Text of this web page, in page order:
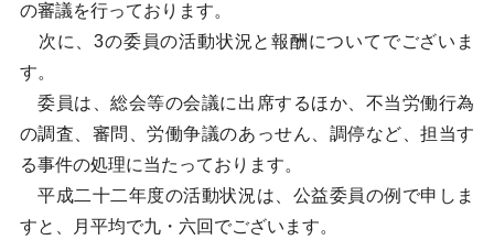
の審議を行っております。
次に、3の委員の活動状況と報酬についてでございま
す。
委員は、総会等の会議に出席するほか、不当労働行為
の調査、審問、労働争議のあっせん、調停など、担当す
る事件の処理に当たっております。
平成二十二年度の活動状況は、公益委員の例で申しま
すと、月平均で九・六回でございます。